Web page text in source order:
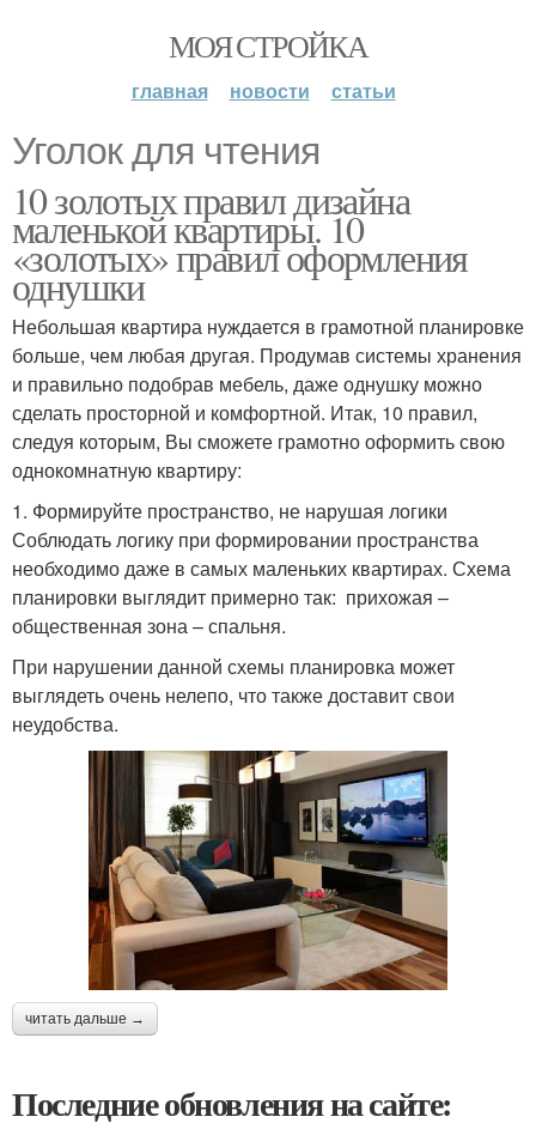
МОЯ СТРОЙКА
главная новости статьи
Уголок для чтения
10 золотых правил дизайна
маленькой квартиры. 10
«золотых» правил оформления
однушки
Небольшая квартира нуждается в грамотной планировке
больше, чем любая другая. Продумав системы хранения
и правильно подобрав мебель, даже однушку можно
сделать просторной и комфортной. Итак, 10 правил,
следуя которым, Вы сможете грамотно оформить свою
однокомнатную квартиру:
1. Формируйте пространство, не нарушая логики
Соблюдать логику при формировании пространства
необходимо даже в самых маленьких квартирах. Схема
планировки выглядит примерно так: прихожая –
общественная зона – спальня.
При нарушении данной схемы планировка может
выглядеть очень нелепо, что также доставит свои
неудобства.
читать дальше →
Последние обновления на сайте: